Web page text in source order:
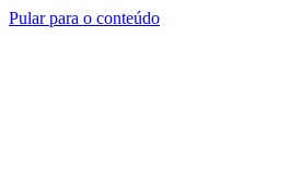
Pular para o conteúdo